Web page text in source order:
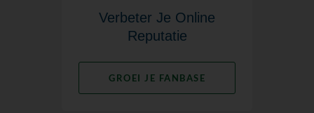
Verbeter Je Online
Reputatie
GROEI JE FANBASE